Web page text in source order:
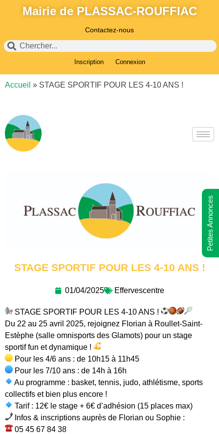
Mairie de PLASSAC-ROUFFIAC
Contactez-nous
Inscription Connexion
Accueil » STAGE SPORTIF POUR LES 4-10 ANS !
STAGE SPORTIF POUR LES 4-10 ANS !
01/04/2025 Effervescentre
STAGE SPORTIF POUR LES 4-10 ANS !
Du 22 au 25 avril 2025, rejoignez Florian à Roullet-Saint-
Estèphe (salle omnisports des Glamots) pour un stage
sportif fun et dynamique !
Pour les 4/6 ans : de 10h15 à 11h45
Pour les 7/10 ans : de 14h à 16h
Au programme : basket, tennis, judo, athlétisme, sports
collectifs et bien plus encore !
Tarif : 12€ le stage + 6€ d’adhésion (15 places max)
Infos & inscriptions auprès de Florian ou Sophie :
05 45 67 84 38
Petites Annonces